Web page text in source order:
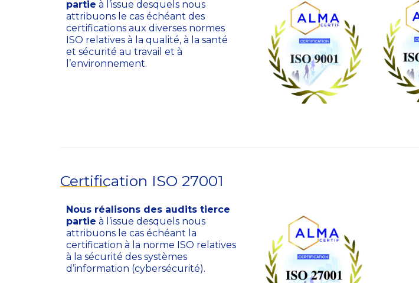
partie à l’issue desquels nous
attribuons le cas échéant des
certifications aux diverses normes
ISO relatives à la qualité, à la santé
et sécurité au travail et à
l’environnement.
Certification ISO 27001
Nous réalisons des audits tierce
partie à l’issue desquels nous
attribuons le cas échéant la
certification à la norme ISO relatives
à la sécurité des systèmes
d’information (cybersécurité).